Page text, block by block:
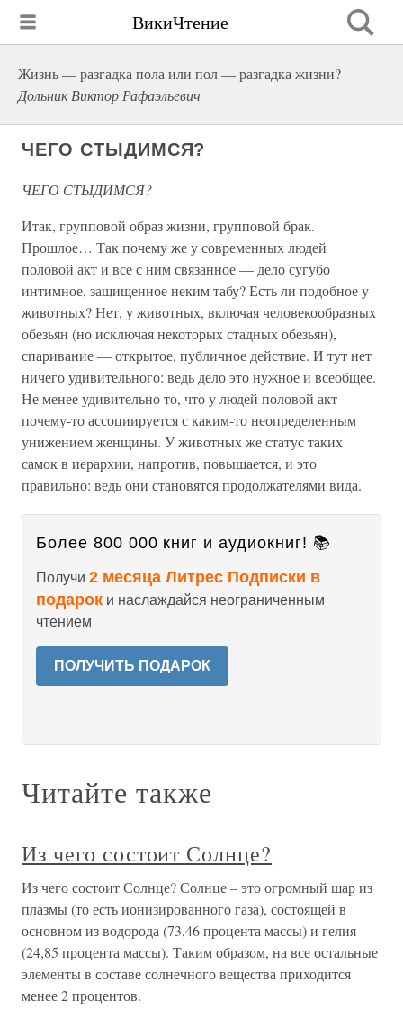
ВикиЧтение
Жизнь — разгадка пола или пол — разгадка жизни?
Дольник Виктор Рафаэльевич
ЧЕГО СТЫДИМСЯ?
ЧЕГО СТЫДИМСЯ?
Итак, групповой образ жизни, групповой брак.
Прошлое… Так почему же у современных людей
половой акт и все с ним связанное — дело сугубо
интимное, защищенное неким табу? Есть ли подобное у
животных? Нет, у животных, включая человекообразных
обезьян (но исключая некоторых стадных обезьян),
спаривание — открытое, публичное действие. И тут нет
ничего удивительного: ведь дело это нужное и всеобщее.
Не менее удивительно то, что у людей половой акт
почему-то ассоциируется с каким-то неопределенным
унижением женщины. У животных же статус таких
самок в иерархии, напротив, повышается, и это
правильно: ведь они становятся продолжателями вида.
Более 800 000 книг и аудиокниг! 📚
Получи 2 месяца Литрес Подписки в
подарок и наслаждайся неограниченным
чтением
ПОЛУЧИТЬ ПОДАРОК
Читайте также
Из чего состоит Солнце?
Из чего состоит Солнце? Солнце – это огромный шар из
плазмы (то есть ионизированного газа), состоящей в
основном из водорода (73,46 процента массы) и гелия
(24,85 процента массы). Таким образом, на все остальные
элементы в составе солнечного вещества приходится
менее 2 процентов.